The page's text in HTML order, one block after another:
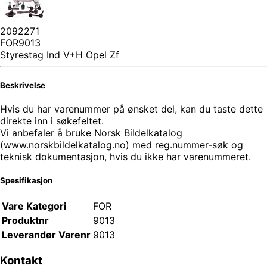
2092271
FOR9013
Styrestag Ind V+H Opel Zf
Beskrivelse
Hvis du har varenummer på ønsket del, kan du taste dette
direkte inn i søkefeltet.
Vi anbefaler å bruke Norsk Bildelkatalog
(www.norskbildelkatalog.no) med reg.nummer-søk og
teknisk dokumentasjon, hvis du ikke har varenummeret.
Spesifikasjon
Vare Kategori
FOR
Produktnr
9013
Leverandør Varenr 9013
Kontakt